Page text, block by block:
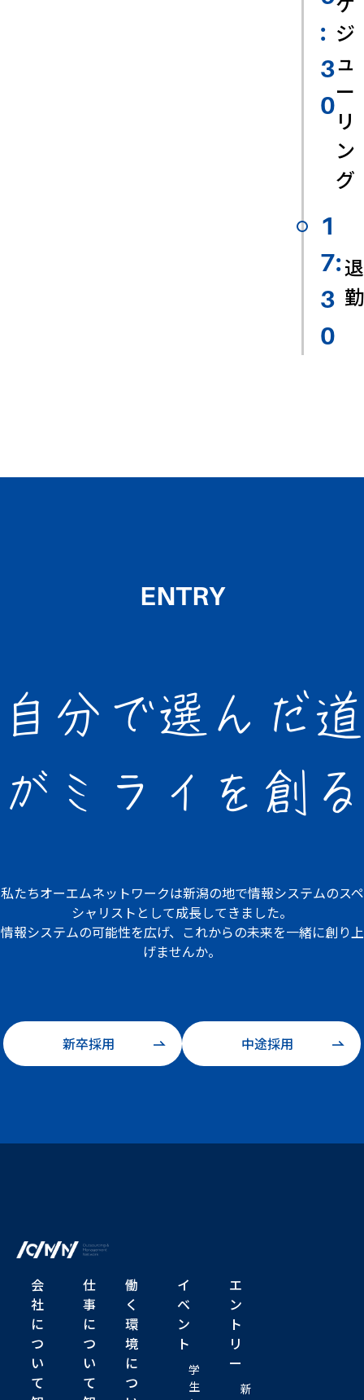
:
3
0
ジ
ュ
ー
リ
ン
グ
1
7:
3
0
退
勤
ENTRY
自分で選んだ道
が ミライを創る
私たちオーエムネットワークは新潟の地で情報システムのスペ
シャリストとして成長してきました。
情報システムの可能性を広げ、 これからの未来を一緒に創り上
げませんか。
新卒採用 中途採用
会
社
に
つ
い
て
仕
事
に
つ
い
て
働
く
環
境
に
つ
イ
ベ
ン
ト
学
生
エ
ン
ト
リ
ー
新